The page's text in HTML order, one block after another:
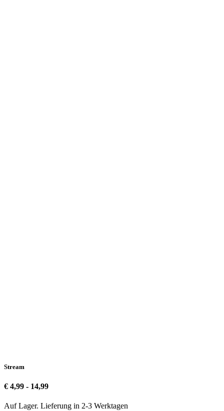
Stream
€ 4,99 - 14,99
Auf Lager. Lieferung in 2-3 Werktagen